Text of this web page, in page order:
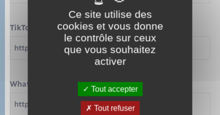
TikTok
WhatsApp
Ce site utilise des
cookies et vous donne
le contrôle sur ceux
que vous souhaitez
activer
Tout accepter
Tout refuser